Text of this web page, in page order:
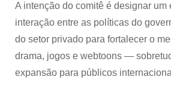
A intenção do comitê é designar um
interação entre as políticas do
do setor privado para fortalecer o
drama, jogos e webtoons —
expansão para públicos